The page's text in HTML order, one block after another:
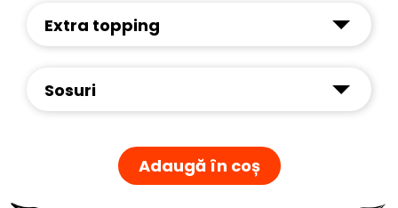
Extra topping
Sosuri
Adaugă în coș